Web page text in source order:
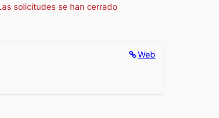
solicitudes se han cerrado
Web